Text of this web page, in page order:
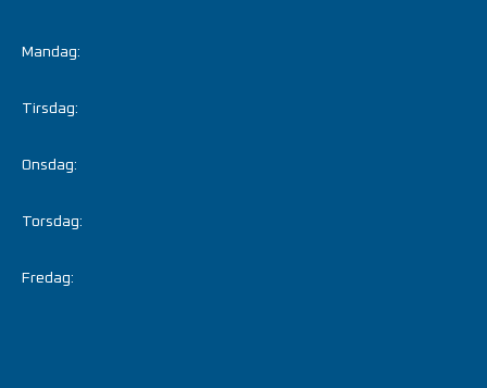
Mandag:
Tirsdag:
Onsdag:
Torsdag:
Fredag: